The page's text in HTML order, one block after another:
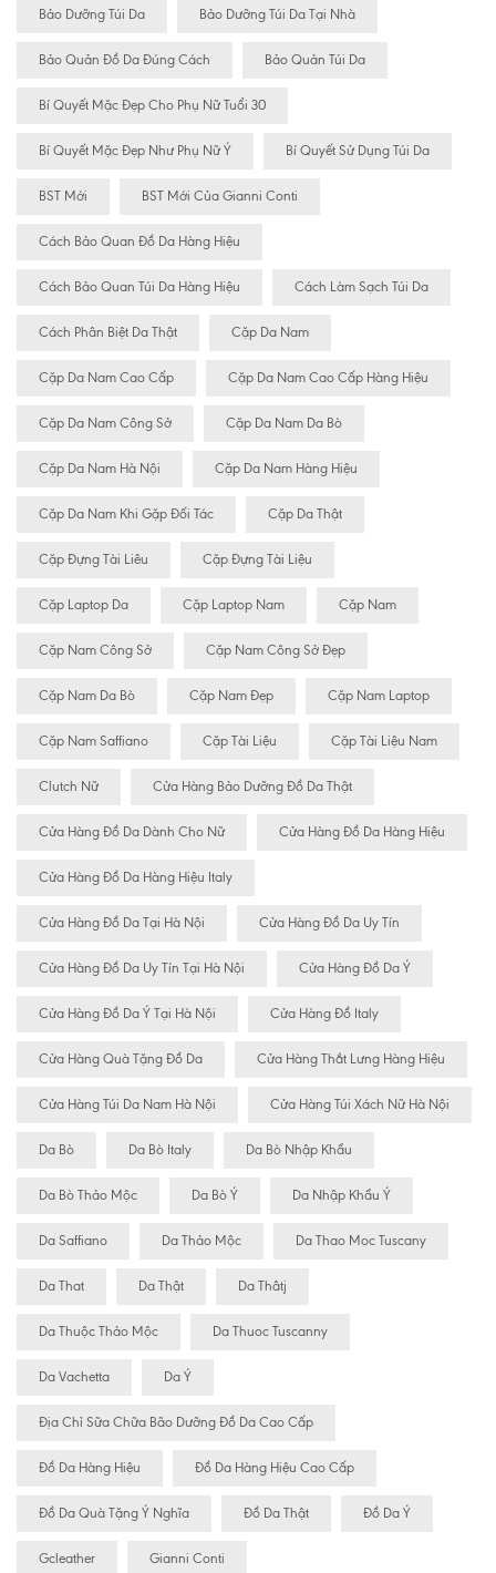
Bảo Dưỡng Túi Da Bảo Dưỡng Túi Da Tại Nhà
Bảo Quản Đồ Da Đúng Cách Bảo Quản Túi Da
Bí Quyết Mặc Đẹp Cho Phụ Nữ Tuổi 30
Bí Quyết Mặc Đẹp Như Phụ Nữ Ý Bí Quyết Sử Dụng Túi Da
BST Mới BST Mới Của Gianni Conti
Cách Bảo Quan Đồ Da Hàng Hiệu
Cách Bảo Quan Túi Da Hàng Hiệu Cách Làm Sạch Túi Da
Cách Phân Biệt Da Thật Cặp Da Nam
Cặp Da Nam Cao Cấp Cặp Da Nam Cao Cấp Hàng Hiệu
Cặp Da Nam Công Sở Cặp Da Nam Da Bò
Cặp Da Nam Hà Nội Cặp Da Nam Hàng Hiệu
Cặp Da Nam Khi Gặp Đối Tác Cặp Da Thật
Cặp Đựng Tài Liêu Cặp Đựng Tài Liệu
Cặp Laptop Da Cặp Laptop Nam Cặp Nam
Cặp Nam Công Sở Cặp Nam Công Sở Đẹp
Cặp Nam Da Bò Cặp Nam Đẹp Cặp Nam Laptop
Cặp Nam Saffiano Cặp Tài Liệu Cặp Tài Liệu Nam
Clutch Nữ Cửa Hàng Bảo Dưỡng Đồ Da Thật
Cửa Hàng Đồ Da Dành Cho Nữ Cửa Hàng Đồ Da Hàng Hiệu
Cửa Hàng Đồ Da Hàng Hiệu Italy
Cửa Hàng Đồ Da Tại Hà Nội Cửa Hàng Đồ Da Uy Tín
Cửa Hàng Đồ Da Uy Tín Tại Hà Nội Cửa Hàng Đồ Da Ý
Cửa Hàng Đồ Da Ý Tại Hà Nội Cửa Hàng Đồ Italy
Cửa Hàng Quà Tặng Đồ Da Cửa Hàng Thắt Lưng Hàng Hiệu
Cửa Hàng Túi Da Nam Hà Nội Cửa Hàng Túi Xách Nữ Hà Nội
Da Bò Da Bò Italy Da Bò Nhập Khẩu
Da Bò Thảo Mộc Da Bò Ý Da Nhập Khẩu Ý
Da Saffiano Da Thảo Mộc Da Thao Moc Tuscany
Da That Da Thật Da Thâtj
Da Thuộc Thảo Mộc Da Thuoc Tuscanny
Da Vachetta Da Ý
Địa Chỉ Sữa Chữa Bão Dưỡng Đồ Da Cao Cấp
Đồ Da Hàng Hiệu Đồ Da Hàng Hiệu Cao Cấp
Đồ Da Quà Tặng Ý Nghĩa Đồ Da Thật Đồ Da Ý
Gcleather Gianni Conti